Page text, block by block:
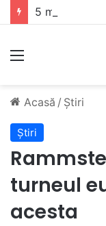
Meniu
Acasă / Știri
Știri
turneul
acesta